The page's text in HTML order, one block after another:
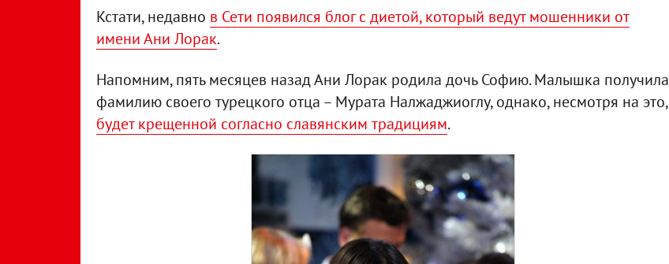
Кстати, недавно в Сети появился блог с диетой, который ведут мошенники от
имени Ани Лорак.
Напомним, пять месяцев назад Ани Лорак родила дочь Софию. Малышка получила
фамилию своего турецкого отца – Мурата Налжаджиоглу, однако, несмотря на это,
будет крещенной согласно славянским традициям.